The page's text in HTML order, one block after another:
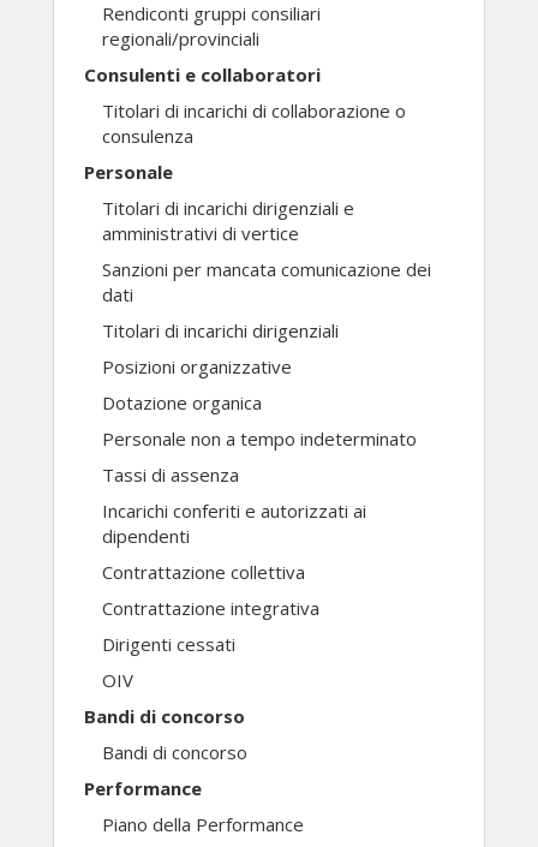
Rendiconti gruppi consiliari
regionali/provinciali
Consulenti e collaboratori
Titolari di incarichi di collaborazione o
consulenza
Personale
Titolari di incarichi dirigenziali e
amministrativi di vertice
Sanzioni per mancata comunicazione dei
dati
Titolari di incarichi dirigenziali
Posizioni organizzative
Dotazione organica
Personale non a tempo indeterminato
Tassi di assenza
Incarichi conferiti e autorizzati ai
dipendenti
Contrattazione collettiva
Contrattazione integrativa
Dirigenti cessati
OIV
Bandi di concorso
Bandi di concorso
Performance
Piano della Performance